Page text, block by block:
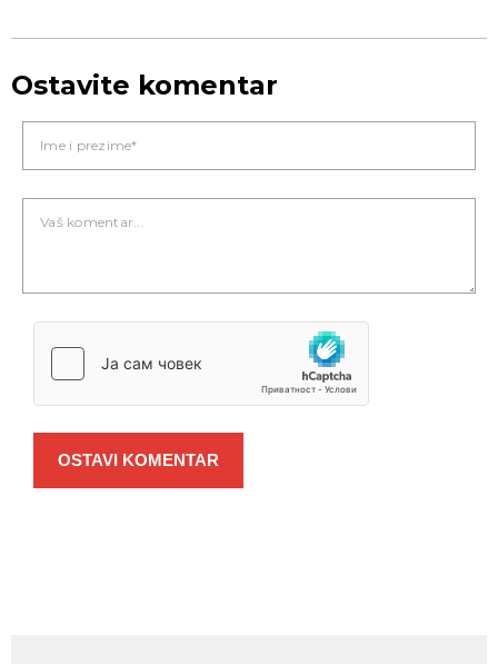
Ostavite komentar
OSTAVI KOMENTAR